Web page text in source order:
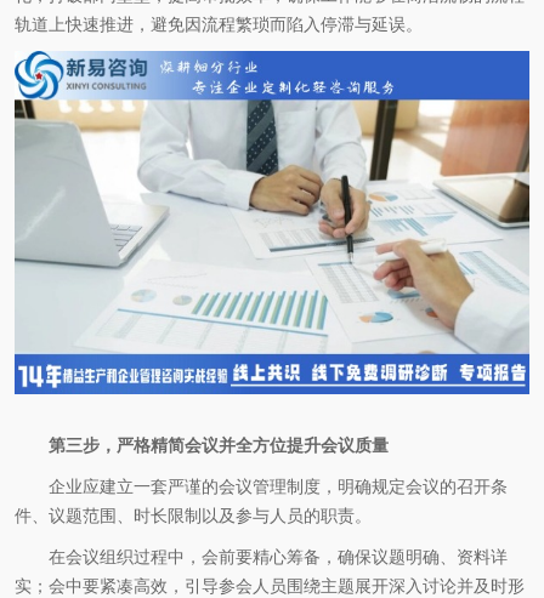
轨道上快速推进，避免因流程繁琐而陷入停滞与延误。
第三步，严格精简会议并全方位提升会议质量
企业应建立一套严谨的会议管理制度，明确规定会议的召开条
件、议题范围、时长限制以及参与人员的职责。
在会议组织过程中，会前要精心筹备，确保议题明确、资料详
实；会中要紧凑高效，引导参会人员围绕主题展开深入讨论并及时形